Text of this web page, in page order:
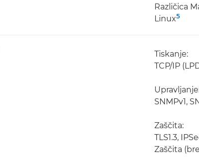
Različica
Linux5
Tiskanje:
TCP/IP
SNMPv1,
Zaščita:
TLS1.3,
Zaščita